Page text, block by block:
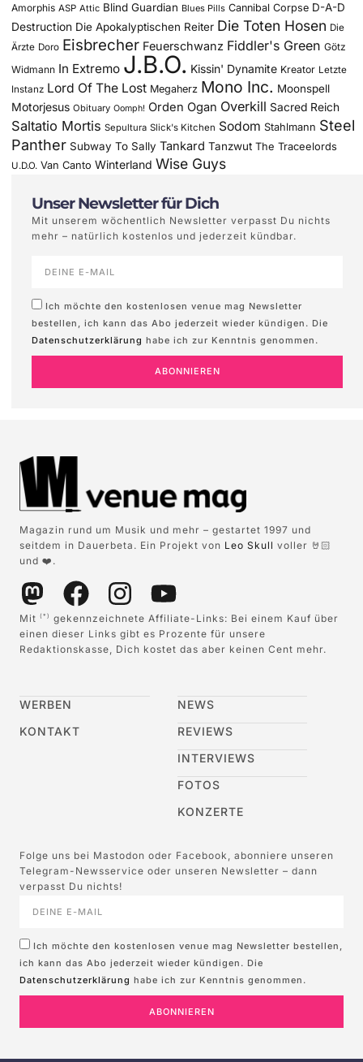
Amorphis ASP Attic Blind Guardian Blues Pills Cannibal Corpse D-A-D
Destruction Die Apokalyptischen Reiter Die Toten Hosen Die
Ärzte Doro Eisbrecher Feuerschwanz Fiddler's Green Götz
Widmann In Extremo J.B.O. Kissin' Dynamite Kreator Letzte
Instanz Lord Of The Lost Megaherz Mono Inc. Moonspell
Motorjesus Obituary Oomph! Orden Ogan Overkill Sacred Reich
Saltatio Mortis Sepultura Slick's Kitchen Sodom Stahlmann Steel
Panther Subway To Sally Tankard Tanzwut The Traceelords
U.D.O. Van Canto Winterland Wise Guys
Unser Newsletter für Dich
Mit unserem wöchentlich Newsletter verpasst Du nichts
mehr – natürlich kostenlos und jederzeit kündbar.
Ich möchte den kostenlosen venue mag Newsletter
bestellen, ich kann das Abo jederzeit wieder kündigen. Die
Datenschutzerklärung habe ich zur Kenntnis genommen.
ABONNIEREN
Magazin rund um Musik und mehr – gestartet 1997 und
seitdem in Dauerbeta. Ein Projekt von Leo Skull voller 🤘🏻
und ❤️.
Mit (*)
gekennzeichnete Affiliate-Links: Bei einem Kauf über
einen dieser Links gibt es Prozente für unsere
Redaktionskasse, Dich kostet das aber keinen Cent mehr.
WERBEN
KONTAKT
NEWS
REVIEWS
INTERVIEWS
FOTOS
KONZERTE
Folge uns bei Mastodon oder Facebook, abonniere unseren
Telegram-Newsservice oder unseren Newsletter – dann
verpasst Du nichts!
Ich möchte den kostenlosen venue mag Newsletter bestellen,
ich kann das Abo jederzeit wieder kündigen. Die
Datenschutzerklärung habe ich zur Kenntnis genommen.
ABONNIEREN